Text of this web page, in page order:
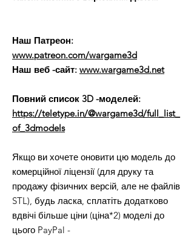
Наш Патреон:
www.patreon.com/wargame3d
Наш веб -сайт: www.wargame3d.net
Повний список 3D -моделей:
https://teletype.in/@wargame3d/full_list_
of_3dmodels
Якщо ви хочете оновити цю модель до
комерційної ліцензії (для друку та
продажу фізичних версій, але не файлів
STL), будь ласка, сплатіть додатково
вдвічі більше ціни (ціна*2) моделі до
цього PayPal -